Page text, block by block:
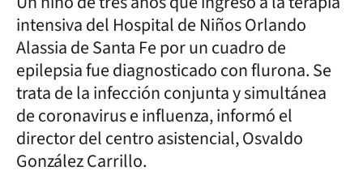
intensiva del Hospital de Niños Orlando
Alassia de Santa Fe por un cuadro de
epilepsia fue diagnosticado con flurona. Se
trata de la infección conjunta y simultánea
de coronavirus e influenza, informó el
director del centro asistencial, Osvaldo
González Carrillo.